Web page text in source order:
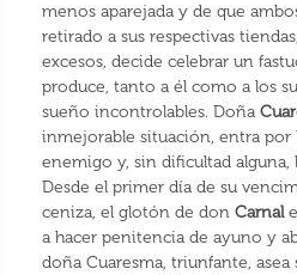
menos aparejada y de que
retirado a sus respectivas
excesos, decide celebrar un
produce, tanto a él como a los
sueño incontrolables. Doña
inmejorable situación, entra por
enemigo y, sin dificultad
Desde el primer día de su
ceniza, el glotón de don Carnal
a hacer penitencia de ayuno y
doña Cuaresma, triunfante, asea